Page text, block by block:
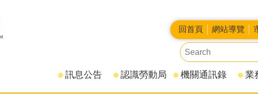
回首頁 網站導覽
訊息公告 認識勞動局 機關通訊錄 業